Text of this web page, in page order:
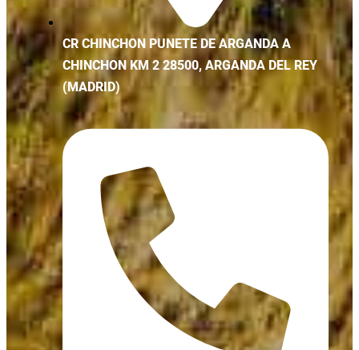
CR CHINCHON PUNETE DE ARGANDA A
CHINCHON KM 2 28500, ARGANDA DEL REY
(MADRID)